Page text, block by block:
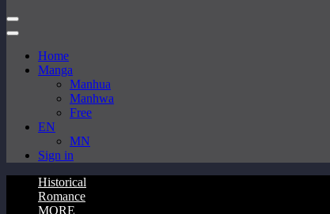
Home
Manga
Manhua
Manhwa
Free
EN
MN
Sign in
Historical
Romance
MORE